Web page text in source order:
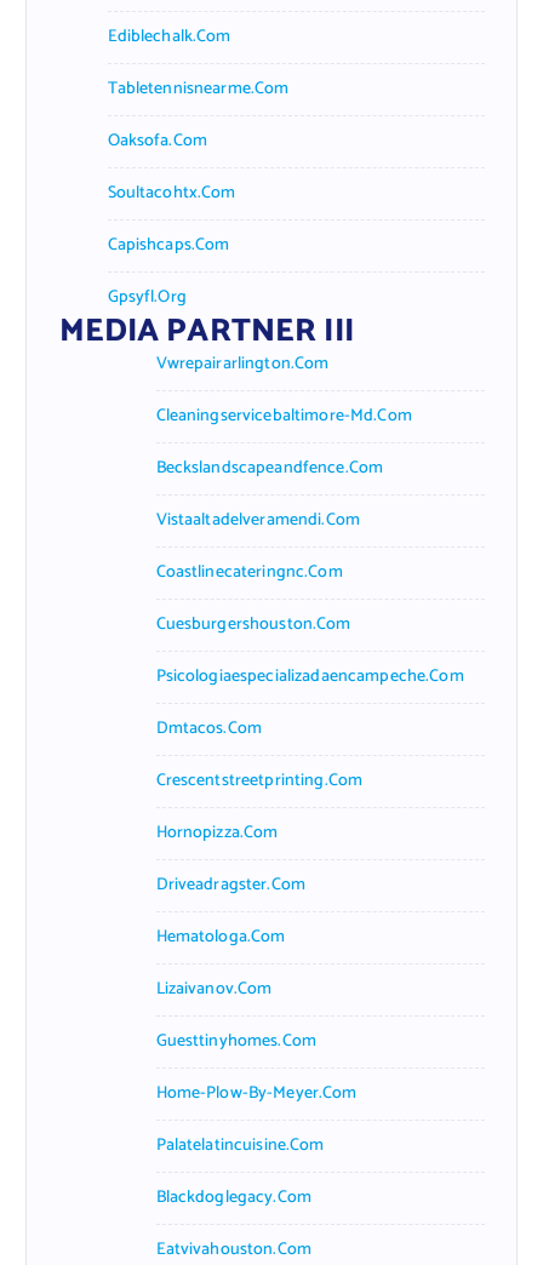
Ediblechalk.com
Tabletennisnearme.com
Oaksofa.com
Soultacohtx.com
Capishcaps.com
Gpsyfl.org
MEDIA PARTNER III
Vwrepairarlington.com
Cleaningservicebaltimore-Md.com
Beckslandscapeandfence.com
Vistaaltadelveramendi.com
Coastlinecateringnc.com
Cuesburgershouston.com
Psicologiaespecializadaencampeche.com
Dmtacos.com
Crescentstreetprinting.com
Hornopizza.com
Driveadragster.com
Hematologa.com
Lizaivanov.com
Guesttinyhomes.com
Home-Plow-By-Meyer.com
Palatelatincuisine.com
Blackdoglegacy.com
Eatvivahouston.com